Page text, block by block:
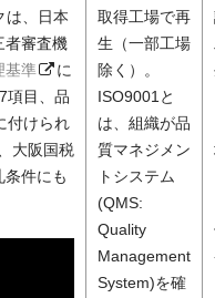
は、日本
者審査機
基準
に
項目、品
付けられ
大阪国税
条件にも
取得工場で再
生（一部工場
除く）。
ISO9001と
は、組織が品
質マネジメン
トシステム
(QMS:
Quality
Management
System)を確